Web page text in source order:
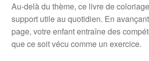
Au-delà du thème, ce livre de
support utile au quotidien. En
page, votre enfant entraîne des
que ce soit vécu comme un exercice.